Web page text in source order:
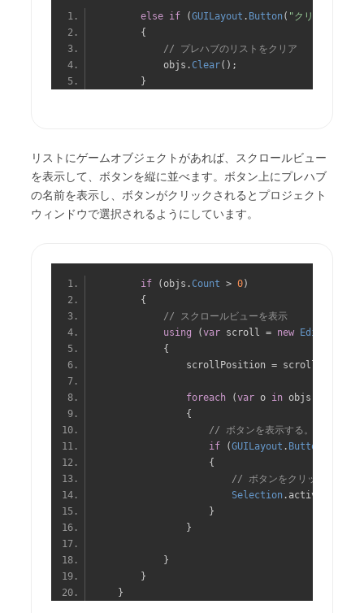
else if (GUILayout . Button( "クリア"
{
// プレハブのリストをクリア
            objs
.Clear();
}
リストにゲームオブジェクトがあれば、スクロールビュー
を表示して、ボタンを縦に並べます。ボタン上にプレハブ
の名前を表示し、ボタンがクリックされるとプロジェクト
ウィンドウで選択されるようにしています。
if (objs .Count > 0)
{
// スクロールビューを表示
using
(var scroll = new
{
                scrollPosition
= scroll
foreach (var o in objs
{
// ボタンを表示する。ボタン上に
if
(GUILayout . Button
{
// ボタンをクリックすると
Selection . activeObject
}
}
}
}
}